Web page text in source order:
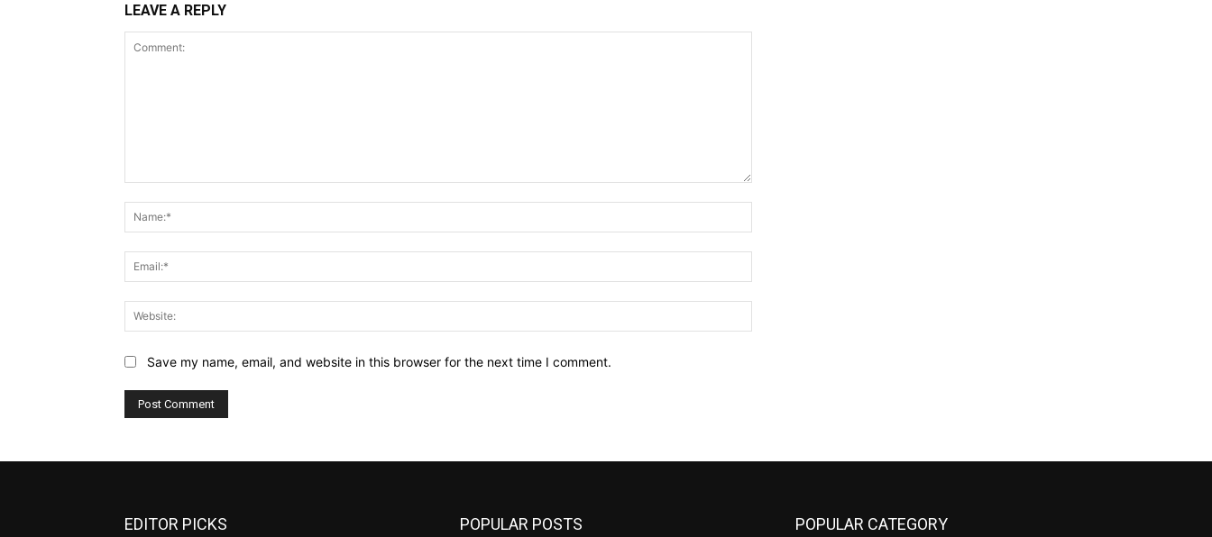
LEAVE A REPLY
Save my name, email, and website in this browser for the next time I comment.
EDITOR PICKS POPULAR POSTS POPULAR CATEGORY